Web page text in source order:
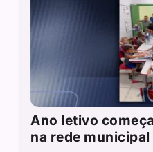
Ano letivo
na rede municipal